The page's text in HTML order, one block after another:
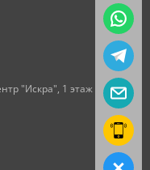
"Искра", 1 этаж